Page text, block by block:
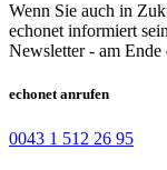
Wenn Sie auch in
echonet informiert
Newsletter - am Ende
echonet anrufen
0043 1 512 26 95